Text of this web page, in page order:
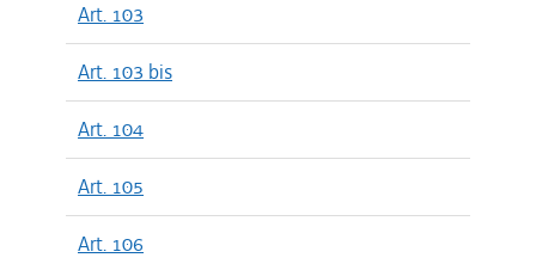
Art. 103
Art. 103 bis
Art. 104
Art. 105
Art. 106